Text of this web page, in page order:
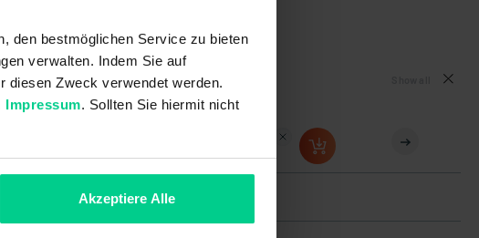
den bestmöglichen Service zu bieten
verwalten. Indem Sie auf
diesen Zweck verwendet werden.
Impressum. Sollten Sie hiermit nicht
Akzeptiere Alle
€15.75